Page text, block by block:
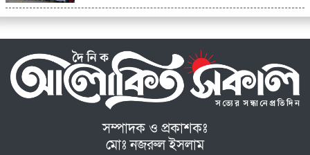
সম্পাদক ও প্রকাশকঃ
মোঃ নজরুল ইসলাম